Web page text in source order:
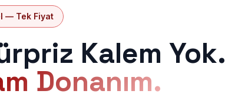
— Tek Fiyat
Kalem Yok.
Donanım.